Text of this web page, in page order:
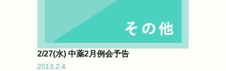
2/27(水) 中薬2月例会予告
2013.2.4